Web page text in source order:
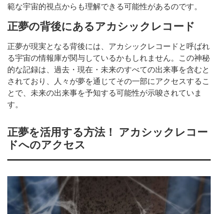
範な宇宙的視点からも理解できる可能性があるのです。
正夢の背後にあるアカシックレコード
正夢が現実となる背後には、アカシックレコードと呼ばれ
る宇宙の情報庫が関与しているかもしれません。この神秘
的な記録は、過去・現在・未来のすべての出来事を含むと
されており、人々が夢を通じてその一部にアクセスするこ
とで、未来の出来事を予知する可能性が示唆されていま
す。
正夢を活用する方法！ アカシックレコー
ドへのアクセス